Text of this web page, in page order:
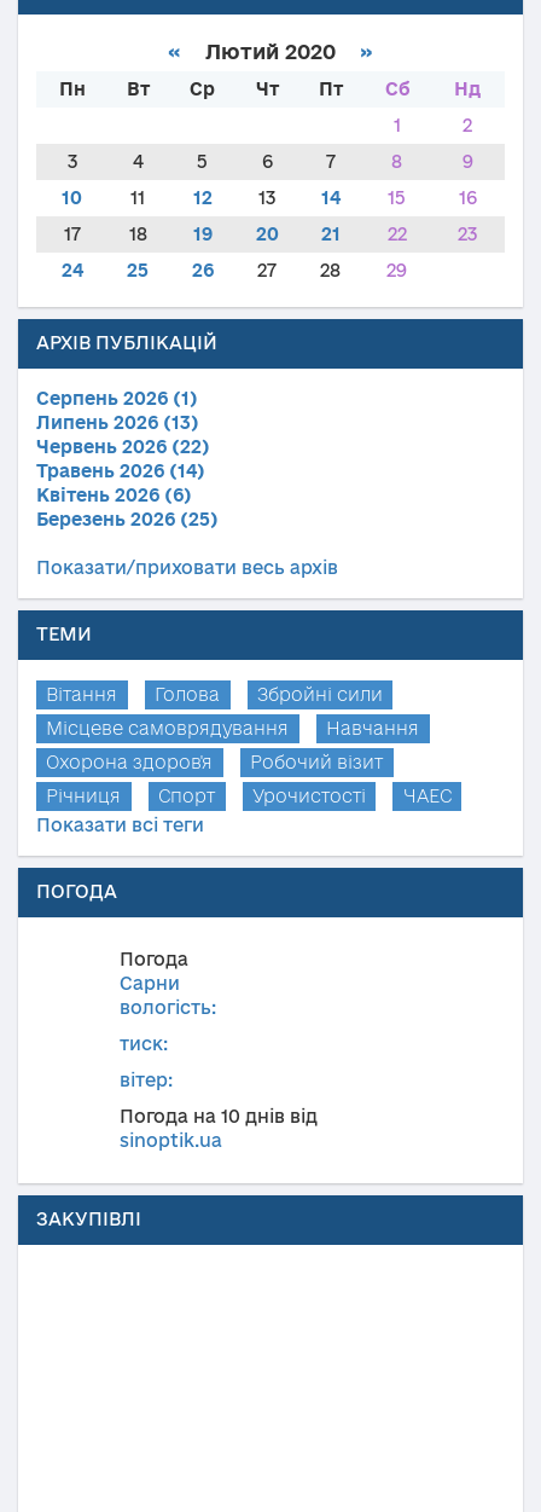
« Лютий 2020 »
Пн Вт Ср Чт Пт Сб
Нд
1
2
3
4 5 6 7 8
9
10
11 12 13 14 15
16
17
18 19 20 21 22
23
24
25 26 27 28 29
АРХІВ ПУБЛІКАЦІЙ
Серпень 2026 (1)
Липень 2026 (13)
Червень 2026 (22)
Травень 2026 (14)
Квітень 2026 (6)
Березень 2026 (25)
Показати/приховати весь архів
ТЕМИ
Вітання Голова
Збройні сили
Місцеве самоврядування
Навчання
Охорона здоров'я
Робочий візит
Річниця
Спорт Урочистості
ЧАЕС
Показати всі теги
ПОГОДА
Погода
Сарни
вологість:
тиск:
вітер:
Погода на 10 днів від
sinoptik.ua
ЗАКУПІВЛІ